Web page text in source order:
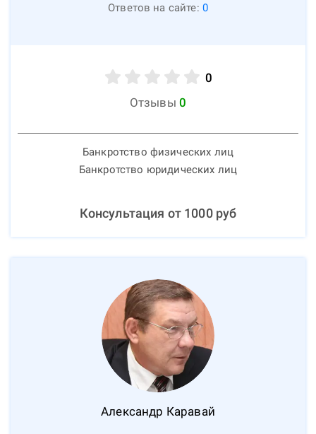
Ответов на сайте: 0
0
Отзывы 0
Банкротство физических лиц
Банкротство юридических лиц
Консультация от 1000руб
Александр Каравай